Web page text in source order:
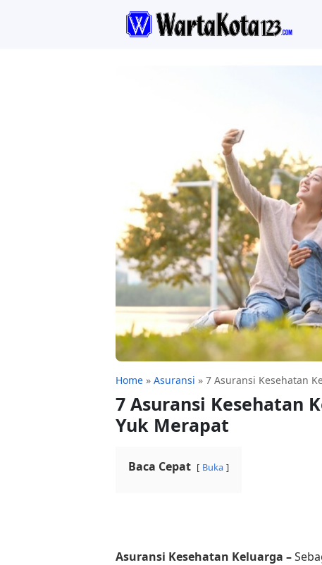
Home » Asuransi » 7 Asuransi Kesehatan
7 Asuransi Kesehatan
Yuk Merapat
Baca Cepat Buka
Asuransi Kesehatan Keluarga –